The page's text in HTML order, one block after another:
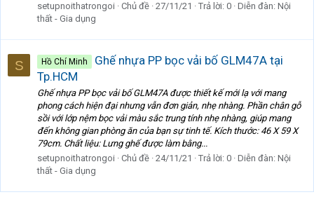
setupnoithatrongoi
Chủ đề 27/11/21 Trả lời: 0 Diễn đàn: Nội
thất - Gia dụng
S Hồ Chí Minh
Ghế nhựa PP bọc vải bố GLM47A tại
Tp.HCM
Ghế nhựa PP bọc vải bố GLM47A được thiết kế mới lạ với mang
phong cách hiện đại nhưng vẫn đơn giản, nhẹ nhàng. Phần chân gỗ
sồi với lớp nệm bọc vải màu sắc trung tính nhẹ nhàng, giúp mang
đến không gian phòng ăn của bạn sự tinh tế. Kích thước: 46 X 59 X
79cm. Chất liệu: Lưng ghế được làm bằng...
setupnoithatrongoi
Chủ đề 24/11/21 Trả lời: 0 Diễn đàn: Nội
thất - Gia dụng